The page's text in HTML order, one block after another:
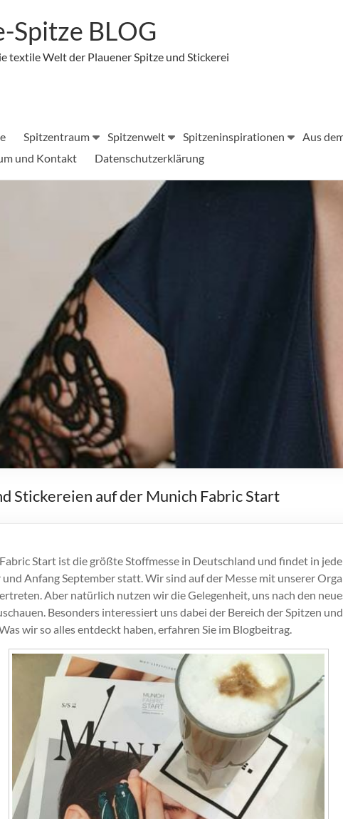
Spitze BLOG
textile Welt der Plauener Spitze und Stickerei
Spitzentraum Spitzenwelt Spitzeninspirationen Aus
und Kontakt
Datenschutzerklärung
Stickereien auf der Munich Fabric Start
Start ist die größte Stoffmesse in Deutschland und findet in
und Anfang September statt. Wir sind auf der Messe mit unserer
Aber natürlich nutzen wir die Gelegenheit, uns nach den
Besonders interessiert uns dabei der Bereich der Spitzen und
wir so alles entdeckt haben, erfahren Sie im Blogbeitrag.